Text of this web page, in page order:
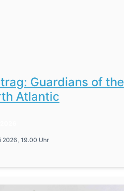
Guardians of the
Atlantic
2026, 19.00 Uhr